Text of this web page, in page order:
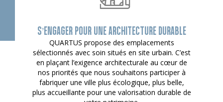
S’ENGAGER POUR UNE ARCHITECTURE DURABLE
QUARTUS propose des emplacements
sélectionnés avec soin situés en site urbain. C’est
en plaçant l’exigence architecturale au cœur de
nos priorités que nous souhaitons participer à
fabriquer une ville plus écologique, plus belle,
plus accueillante pour une valorisation durable de